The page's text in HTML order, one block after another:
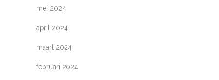
mei 2024
april 2024
maart 2024
februari 2024